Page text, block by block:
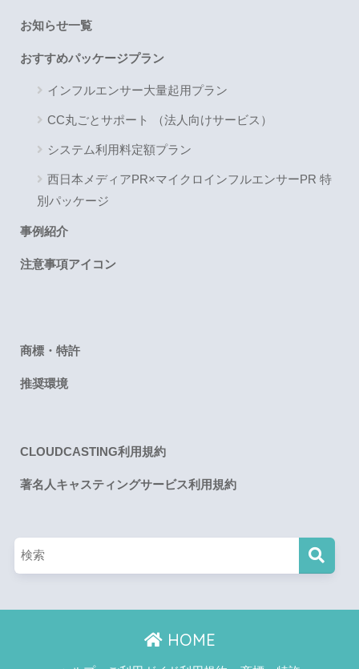
お知らせ一覧
おすすめパッケージプラン
インフルエンサー大量起用プラン
CC丸ごとサポート （法人向けサービス）
システム利用料定額プラン
西日本メディアPR×マイクロインフルエンサーPR 特
別パッケージ
事例紹介
注意事項アイコン
商標・特許
推奨環境
CLOUDCASTING利用規約
著名人キャスティングサービス利用規約
HOME